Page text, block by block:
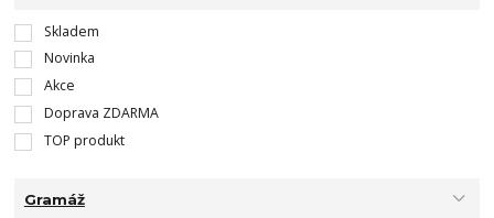
Skladem
Novinka
Akce
Doprava ZDARMA
TOP produkt
Gramáž